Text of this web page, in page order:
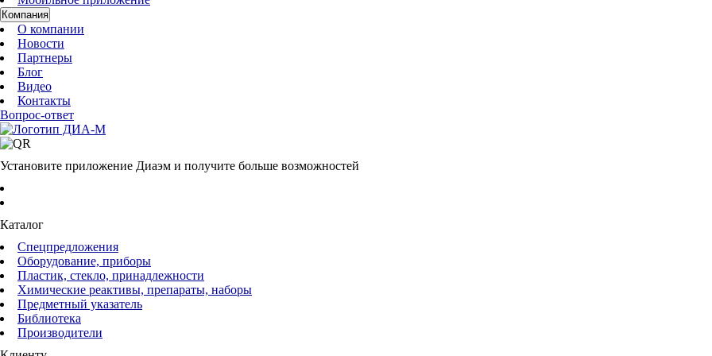
Компания
О компании
Новости
Партнеры
Блог
Видео
Контакты
Вопрос-ответ
Установите приложение Диаэм и получите больше возможностей
Каталог
Спецпредложения
Оборудование, приборы
Пластик, стекло, принадлежности
Химические реактивы, препараты, наборы
Предметный указатель
Библиотека
Производители